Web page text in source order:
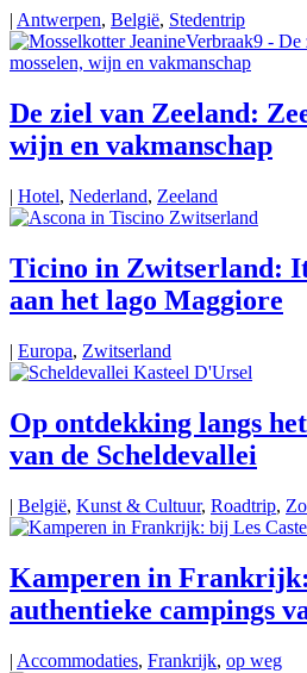
| Antwerpen, België, Stedentrip
De ziel van Zeeland:
wijn en vakmanschap
| Hotel, Nederland, Zeeland
Ticino in Zwitserland:
aan het lago Maggiore
| Europa, Zwitserland
Op ontdekking langs
van de Scheldevallei
| België, Kunst & Cultuur, Roadtrip,
Kamperen in
authentieke campings
| Accommodaties, Frankrijk, op weg